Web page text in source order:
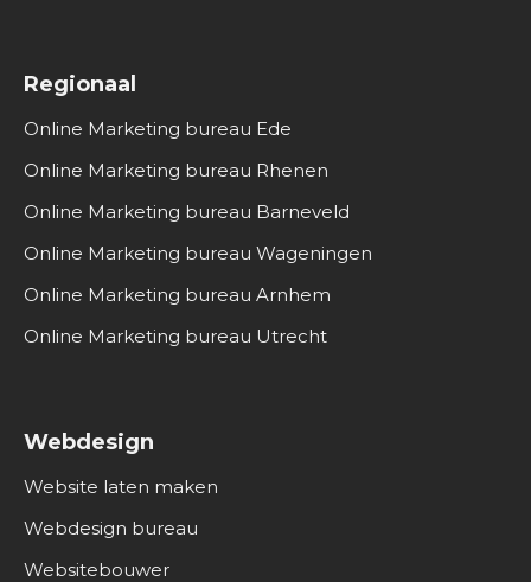
Regionaal
Online Marketing bureau Ede
Online Marketing bureau Rhenen
Online Marketing bureau Barneveld
Online Marketing bureau Wageningen
Online Marketing bureau Arnhem
Online Marketing bureau Utrecht
Webdesign
Website laten maken
Webdesign bureau
Websitebouwer